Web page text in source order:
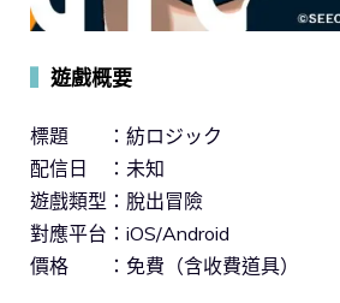
遊戲概要
標題 ：紡ロジック
配信日 ：未知
遊戲類型：脫出冒險
對應平台：iOS/Android
價格 ：免費（含收費道具）